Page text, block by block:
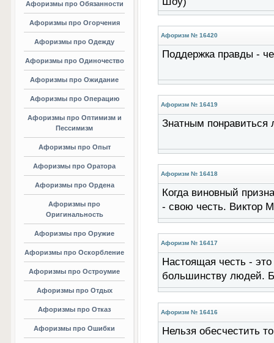
Афоризмы про Обязанности
Афоризмы про Огорчения
Афоризмы про Одежду
Афоризмы про Одиночество
Афоризмы про Ожидание
Афоризмы про Операцию
Афоризмы про Оптимизм и
Пессимизм
Афоризмы про Опыт
Афоризмы про Оратора
Афоризмы про Ордена
Афоризмы про
Оригинальность
Афоризмы про Оружие
Афоризмы про Оскорбление
Афоризмы про Остроумие
Афоризмы про Отдых
Афоризмы про Отказ
Афоризмы про Ошибки
Афоризм № 16420
Поддержка правды -
Афоризм № 16419
Знатным понравиться
Афоризм № 16418
Когда виновный
- свою честь. Виктор
Афоризм № 16417
Настоящая честь -
большинству людей.
Афоризм № 16416
Нельзя обесчестить